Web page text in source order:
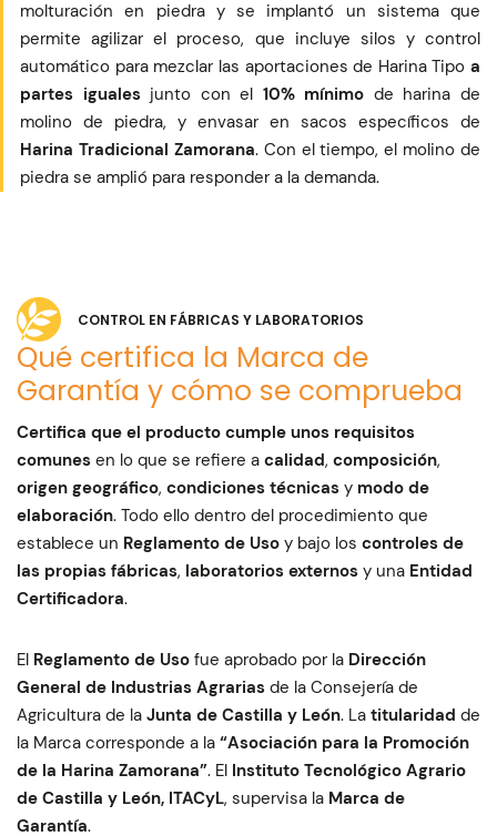
molturación en piedra y se implantó un sistema que
permite agilizar el proceso, que incluye silos y control
automático para mezclar las aportaciones de Harina Tipo a
partes igualesjunto con el 10% mínimo de harina de
molino de piedra, y envasar en sacos específicos de
Harina Tradicional Zamorana. Con el tiempo, el molino de
piedra se amplió para responder a la demanda.
CONTROL EN FÁBRICAS Y LABORATORIOS
Qué certifica la Marca de
Garantía y cómo se comprueba
Certifica que el producto cumple unos requisitos
comunes en lo que se refiere a calidad, composición,
origen geográfico, condiciones técnicas y modo de
elaboración. Todo ello dentro del procedimiento que
establece un Reglamento de Uso y bajo los controles de
las propias fábricas, laboratorios externos y una Entidad
Certificadora.
El Reglamento de Uso fue aprobado por la Dirección
General de Industrias Agrarias de la Consejería de
Agricultura de la Junta de Castilla y León. La titularidad de
la Marca corresponde a la “Asociación para la Promoción
de la Harina Zamorana”. El Instituto Tecnológico Agrario
de Castilla y León, ITACyL, supervisa la Marca de
Garantía.